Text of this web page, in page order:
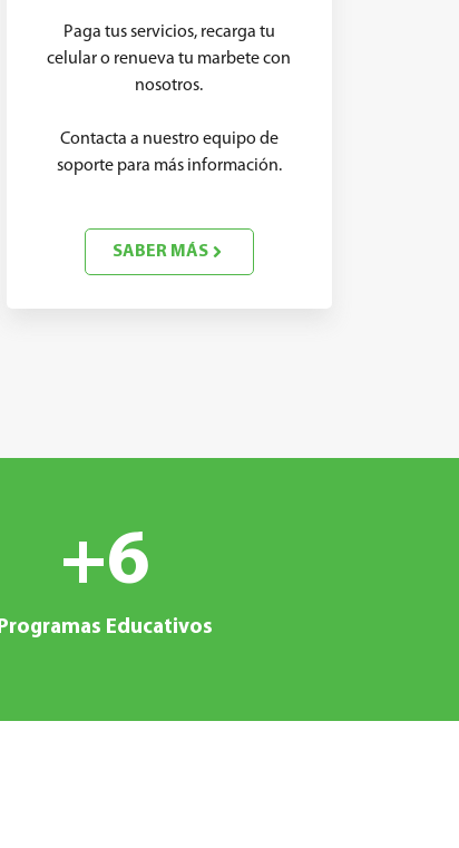
Paga tus servicios, recarga tu
celular o renueva tu marbete con
nosotros.
Contacta a nuestro equipo de
soporte para más información.
SABER MÁS
Programas Educativos
+6